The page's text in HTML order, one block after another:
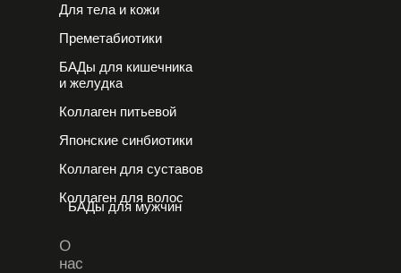
О
нас
Для тела и кожи
Преметабиотики
БАДы для кишечника
и желудка
Коллаген питьевой
Японские cинбиотики
Коллаген для суставов
Коллаген для волос
БАДы для мужчин